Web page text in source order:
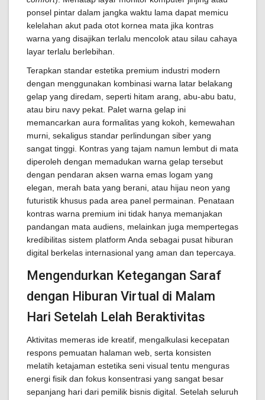
ponsel pintar dalam jangka waktu lama dapat memicu
kelelahan akut pada otot kornea mata jika kontras
warna yang disajikan terlalu mencolok atau silau cahaya
layar terlalu berlebihan.
Terapkan standar estetika premium industri modern
dengan menggunakan kombinasi warna latar belakang
gelap yang diredam, seperti hitam arang, abu-abu batu,
atau biru navy pekat. Palet warna gelap ini
memancarkan aura formalitas yang kokoh, kemewahan
murni, sekaligus standar perlindungan siber yang
sangat tinggi. Kontras yang tajam namun lembut di mata
diperoleh dengan memadukan warna gelap tersebut
dengan pendaran aksen warna emas logam yang
elegan, merah bata yang berani, atau hijau neon yang
futuristik khusus pada area panel permainan. Penataan
kontras warna premium ini tidak hanya memanjakan
pandangan mata audiens, melainkan juga mempertegas
kredibilitas sistem platform Anda sebagai pusat hiburan
digital berkelas internasional yang aman dan tepercaya.
Mengendurkan Ketegangan Saraf
dengan Hiburan Virtual di Malam
Hari Setelah Lelah Beraktivitas
Aktivitas memeras ide kreatif, mengalkulasi kecepatan
respons pemuatan halaman web, serta konsisten
melatih ketajaman estetika seni visual tentu menguras
energi fisik dan fokus konsentrasi yang sangat besar
sepanjang hari dari pemilik bisnis digital. Setelah seluruh